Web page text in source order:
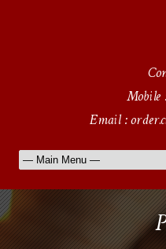
Mobile
Email :